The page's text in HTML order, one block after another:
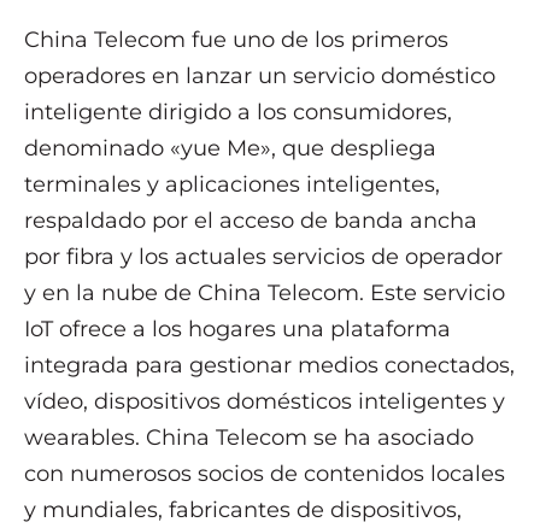
China Telecom fue uno de los primeros
operadores en lanzar un servicio doméstico
inteligente dirigido a los consumidores,
denominado «yue Me», que despliega
terminales y aplicaciones inteligentes,
respaldado por el acceso de banda ancha
por fibra y los actuales servicios de operador
y en la nube de China Telecom. Este servicio
IoT ofrece a los hogares una plataforma
integrada para gestionar medios conectados,
vídeo, dispositivos domésticos inteligentes y
wearables. China Telecom se ha asociado
con numerosos socios de contenidos locales
y mundiales, fabricantes de dispositivos,